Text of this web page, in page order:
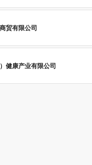
贸有限公司
健康产业有限公司